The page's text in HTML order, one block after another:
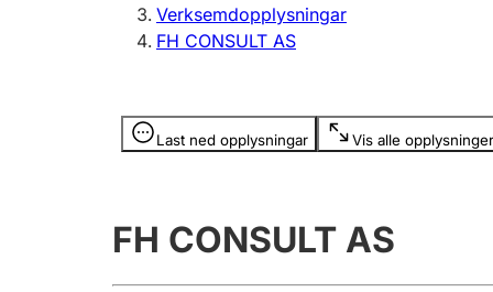
Verksemdopplysningar
FH CONSULT AS
Last ned opplysningar Vis alle opplysninger
Opplysninger er skjult
FH CONSULT AS